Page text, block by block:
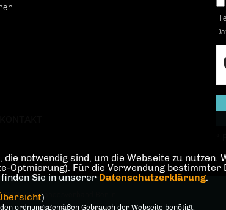
CDU Landesverband Berlin
Alle Rechte vorbehalten.
die notwendig sind, um die Webseite zu
Optmierung). Für die Verwendung
Sie in unserer Datenschutzerklärung.
)
ordnungsgemäßen Gebrauch der Webseite benötigt.